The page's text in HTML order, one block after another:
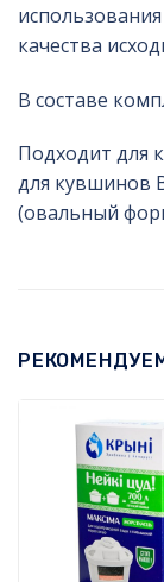
качества
В составе
Подходит для
для кувшинов
(овальный